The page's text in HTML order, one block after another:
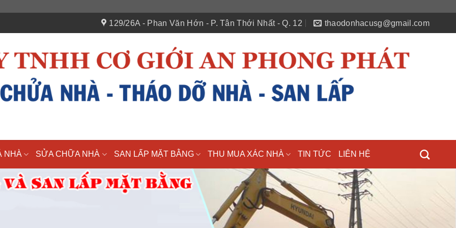
129/26A - Phan Văn Hớn - P. Tân Thới Nhất - Q. 12 thaodonhacusg@gmail.com
NHÀ SỬA CHỮA NHÀ SAN LẤP MẶT BẰNG THU MUA XÁC NHÀ TIN TỨC LIÊN HỆ